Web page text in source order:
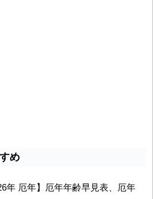
め
年 厄年】厄年年齢早見表、厄年